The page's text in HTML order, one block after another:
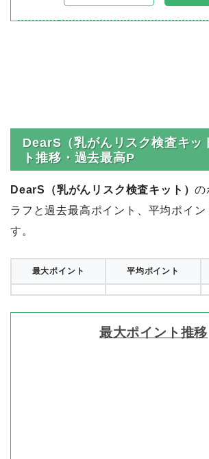
DearS（乳がんリスク検査キッ
ト推移・過去最高P
DearS（乳がんリスク検査キット）の
ラフと過去最高ポイント、平均ポイン
す。
最大ポイント 平均ポイント
最大ポイント推移